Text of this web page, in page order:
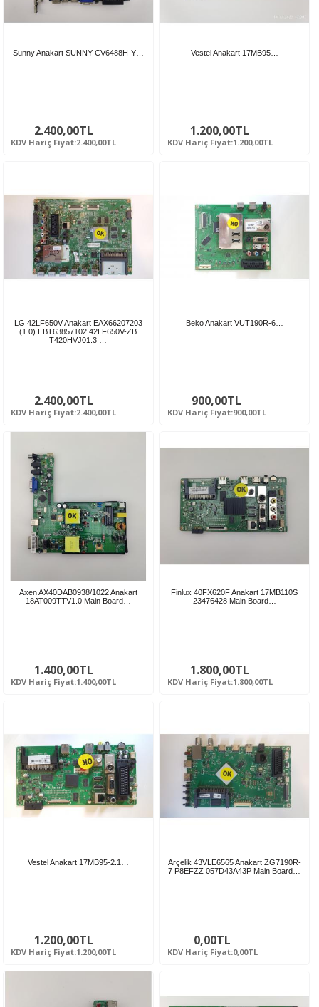
Sunny Anakart SUNNY CV6488H-Y…
2.400,00TL
KDV Hariç Fiyat:2.400,00TL
Vestel Anakart 17MB95…
1.200,00TL
KDV Hariç Fiyat:1.200,00TL
LG 42LF650V Anakart EAX66207203
(1.0) EBT63857102 42LF650V-ZB
T420HVJ01.3 …
2.400,00TL
KDV Hariç Fiyat:2.400,00TL
Beko Anakart VUT190R-6…
900,00TL
KDV Hariç Fiyat:900,00TL
Axen AX40DAB0938/1022 Anakart
18AT009TTV1.0 Main Board…
1.400,00TL
KDV Hariç Fiyat:1.400,00TL
Finlux 40FX620F Anakart 17MB110S
23476428 Main Board…
1.800,00TL
KDV Hariç Fiyat:1.800,00TL
Vestel Anakart 17MB95-2.1…
1.200,00TL
KDV Hariç Fiyat:1.200,00TL
Arçelik 43VLE6565 Anakart ZG7190R-
7 P8EFZZ 057D43A43P Main Board…
0,00TL
KDV Hariç Fiyat:0,00TL